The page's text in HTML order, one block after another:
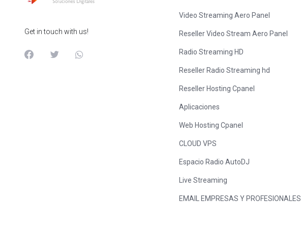
Get in touch with us!
Video Streaming Aero Panel
Reseller Video Stream Aero Panel
Radio Streaming HD
Reseller Radio Streaming hd
Reseller Hosting Cpanel
Aplicaciones
Web Hosting Cpanel
CLOUD VPS
Espacio Radio AutoDJ
Live Streaming
EMAIL EMPRESAS Y PROFESIONALES